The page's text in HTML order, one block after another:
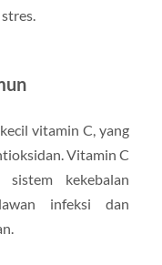
vitamin C, yang
Vitamin C
sistem kekebalan
infeksi dan